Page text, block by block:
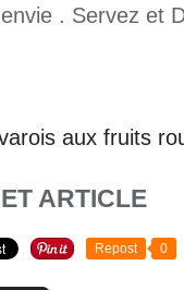
. Servez et
ARTICLE
Repost 0